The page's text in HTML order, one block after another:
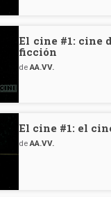
El cine #1: cine
ficción
deAA.VV.
El cine #1: el
deAA.VV.